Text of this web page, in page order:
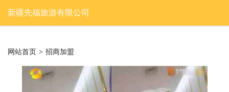
新疆先福旅游有限公司
网站首页 > 招商加盟